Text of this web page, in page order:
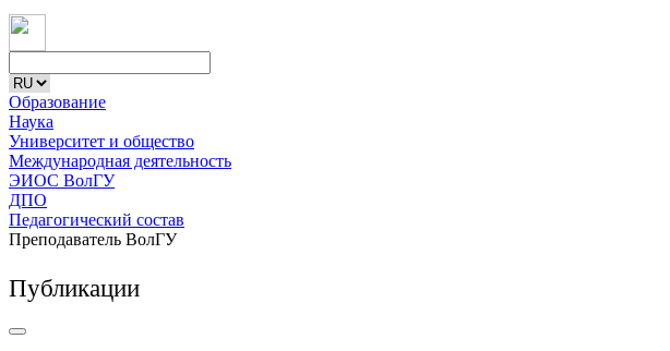
Образование
Наука
Университет и общество
Международная деятельность
ЭИОС ВолГУ
ДПО
Педагогический состав
Преподаватель ВолГУ
Публикации